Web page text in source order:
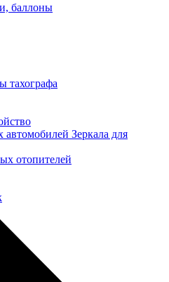
баллоны
тахографа
Зеркала для
отопителей